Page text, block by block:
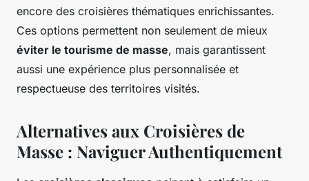
encore des croisières thématiques enrichissantes.
Ces options permettent non seulement de mieux
éviter le tourisme de masse, mais garantissent
aussi une expérience plus personnalisée et
respectueuse des territoires visités.
Alternatives aux Croisières de
Masse : Naviguer Authentiquement